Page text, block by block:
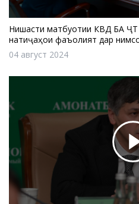
Нишасти матбуотии КВД БА ҶТ
натиҷаҳои фаъолият дар
04 август 2024